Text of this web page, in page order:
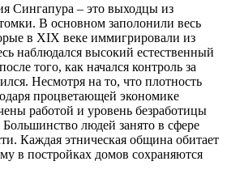
Сингапура – это выходцы из
В основном заполонили весь
в XIX веке иммигрировали из
наблюдался высокий естественный
того, как начался контроль за
Несмотря на то, что плотность
процветающей экономике
работой и уровень безработицы
Большинство людей занято в сфере
Каждая этническая община обитает
в постройках домов сохраняются